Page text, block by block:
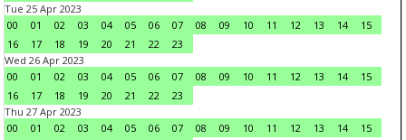
Tue 25 Apr 2023
00
01 02 03 04 05 06 07 08 09 10 11 12 13 14
15
16
17 18 19 20 21 22
23
Wed 26 Apr 2023
00
01 02 03 04 05 06 07 08 09 10 11 12 13 14
15
16
17 18 19 20 21 22
23
Thu 27 Apr 2023
00
01 02 03 04 05 06 07 08 09 10 11 12 13 14
15